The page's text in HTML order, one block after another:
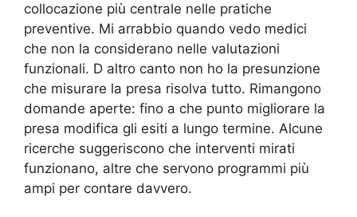
collocazione più centrale nelle pratiche
preventive. Mi arrabbio quando vedo medici
che non la considerano nelle valutazioni
funzionali. D altro canto non ho la presunzione
che misurare la presa risolva tutto. Rimangono
domande aperte: fino a che punto migliorare la
presa modifica gli esiti a lungo termine. Alcune
ricerche suggeriscono che interventi mirati
funzionano, altre che servono programmi più
ampi per contare davvero.